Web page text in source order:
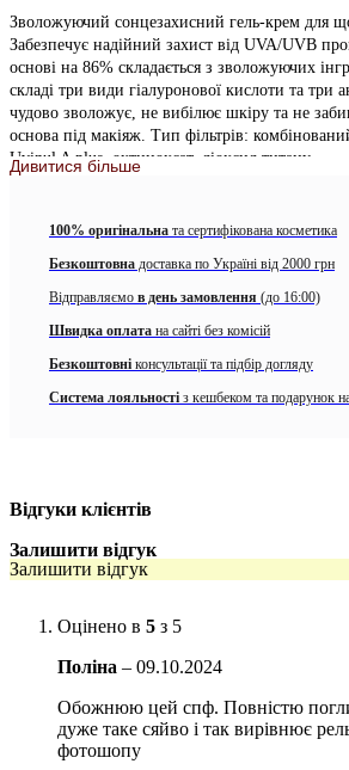
Зволожуючий сонцезахисний гель-крем для
Забезпечує надійний захист від UVA/UVB
основі на 86% складається з зволожуючих
складі три види гіалуронової кислоти та три
чудово зволожує, не вибілює шкіру та не
основа під макіяж. Тип фільтрів:
Uvinul A plus, октиноксат, діоксид титану.
Містить 3 натуральні, зволожуючі інгредієнти:
ефект завдяки чому ідеально
пігментних плям, акуратно
екстракт алое— глибоко, але
зволожує і живить; відновлює та
однією з причин утворення темних
Містить 3 види гіалуронової кислоти
завдяки яким ідеально зволожує будь-який
всіма необхідними мікроелементами
Гіалуронова кислота Na.
Ацетил-гіалуронова кислота.
Гідролізована гіалуронова
Має максимальний захист від УФ-променів
Дивитися більше
100% оригінальна та сертифікована косметика
Безкоштовна доставка по Україні від 2000 грн
Відправляємо в день замовлення (до 16:00)
Швидка оплата на сайті без комісій
Безкоштовні консультації та підбір догляду
Система лояльності з кешбеком та подарунок
Відгуки клієнтів
Залишити відгук
Залишити відгук
Оцінено в 5 з 5
Поліна – 09.10.2024
Обожнюю цей спф. Повністю
дуже таке сяйво і так вирівнює
фотошопу